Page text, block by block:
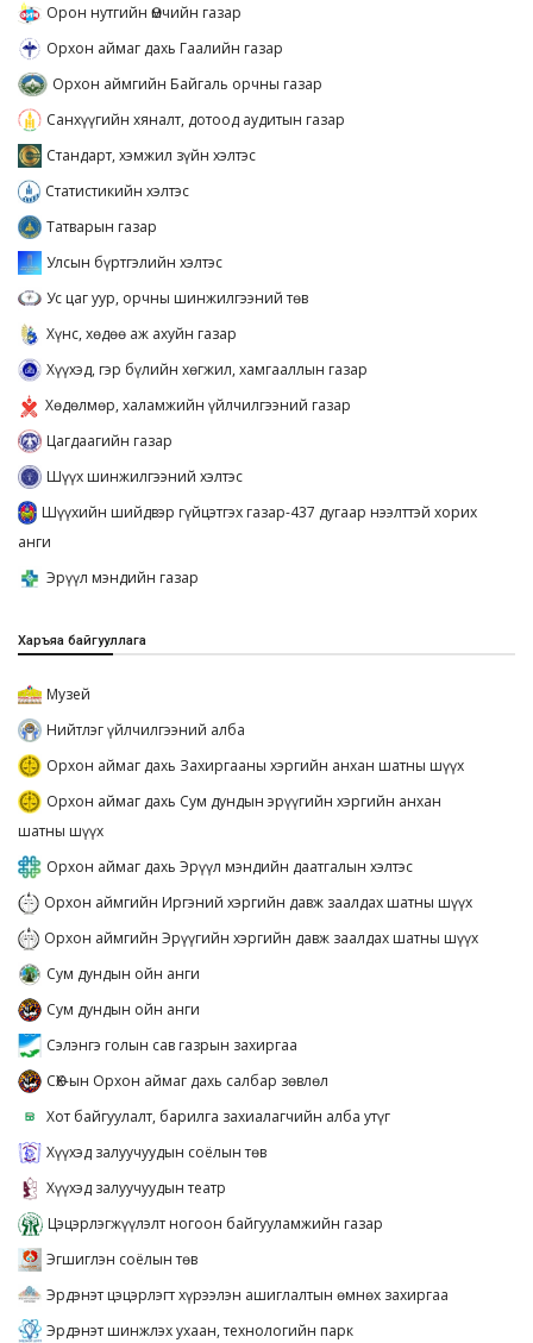
Орон нутгийн Өмчийн газар
Орхон аймаг дахь Гаалийн газар
Орхон аймгийн Байгаль орчны газар
Санхүүгийн хяналт, дотоод аудитын газар
Стандарт, хэмжил зүйн хэлтэс
Статистикийн хэлтэс
Татварын газар
Улсын бүртгэлийн хэлтэс
Ус цаг уур, орчны шинжилгээний төв
Хүнс, хөдөө аж ахуйн газар
Хүүхэд, гэр бүлийн хөгжил, хамгааллын газар
Хөдөлмөр, халамжийн үйлчилгээний газар
Цагдаагийн газар
Шүүх шинжилгээний хэлтэс
Шүүхийн шийдвэр гүйцэтгэх газар-437 дугаар нээлттэй хорих
анги
Эрүүл мэндийн газар
Харъяа байгууллага
Музей
Нийтлэг үйлчилгээний алба
Орхон аймаг дахь Захиргааны хэргийн анхан шатны шүүх
Орхон аймаг дахь Сум дундын эрүүгийн хэргийн анхан
шатны шүүх
Орхон аймаг дахь Эрүүл мэндийн даатгалын хэлтэс
Орхон аймгийн Иргэний хэргийн давж заалдах шатны шүүх
Орхон аймгийн Эрүүгийн хэргийн давж заалдах шатны шүүх
Сум дундын ойн анги
Сум дундын ойн анги
Сэлэнгэ голын сав газрын захиргаа
СӨХ-ын Орхон аймаг дахь салбар зөвлөл
Хот байгуулалт, барилга захиалагчийн алба утүг
Хүүхэд залуучуудын соёлын төв
Хүүхэд залуучуудын театр
Цэцэрлэгжүүлэлт ногоон байгууламжийн газар
Эгшиглэн соёлын төв
Эрдэнэт цэцэрлэгт хүрээлэн ашиглалтын өмнөх захиргаа
Эрдэнэт шинжлэх ухаан, технологийн парк